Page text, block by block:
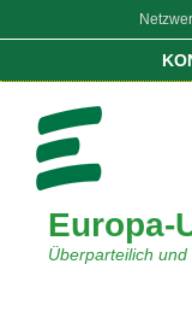
Inhalt
Europa-
Überparteilich